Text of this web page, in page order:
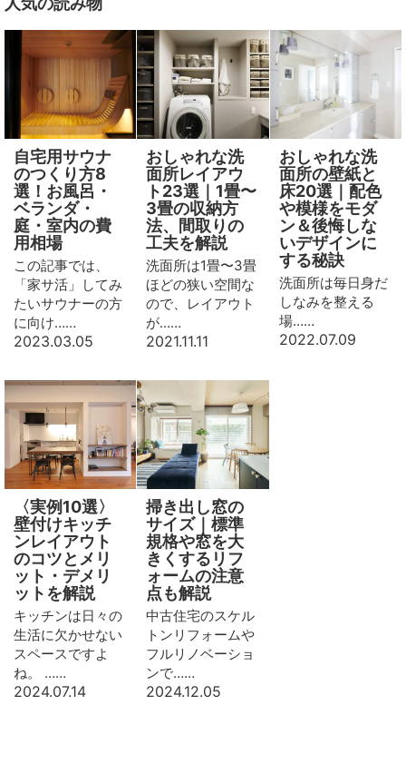
自宅用サウナ
のつくり方8
選！お風呂・
ベランダ・
庭・室内の費
用相場
この記事では、
「家サ活」してみ
たいサウナーの方
に向け……
2023.03.05
おしゃれな洗
面所レイアウ
ト23選｜1畳〜
3畳の収納方
法、間取りの
工夫を解説
洗面所は1畳〜3畳
ほどの狭い空間な
ので、レイアウト
が……
2021.11.11
おしゃれな洗
面所の壁紙と
床20選｜配色
や模様をモダ
ン＆後悔しな
いデザインに
する秘訣
洗面所は毎日身だ
しなみを整える
場……
2022.07.09
〈実例10選〉
壁付けキッチ
ンレイアウト
のコツとメリ
ット・デメリ
ットを解説
キッチンは日々の
生活に欠かせない
スペースですよ
ね。 ……
2024.07.14
掃き出し窓の
サイズ｜標準
規格や窓を大
きくするリフ
ォームの注意
点も解説
中古住宅のスケル
トンリフォームや
フルリノベーショ
ンで……
2024.12.05